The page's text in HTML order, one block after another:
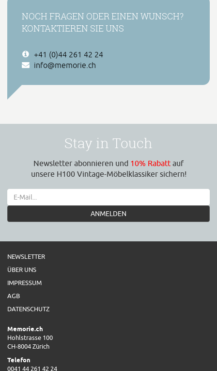
NOCH FRAGEN ODER EINEN WUNSCH?
KONTAKTIEREN SIE UNS
+41 (0)44 261 42 24
info@memorie.ch
Stay in Touch
Newsletter abonnieren und 10% Rabatt auf
unsere H100 Vintage-Möbelklassiker sichern!
ANMELDEN
NEWSLETTER
ÜBER UNS
IMPRESSUM
AGB
DATENSCHUTZ
Memorie.ch
Hohlstrasse 100
CH-8004 Zürich
Telefon
0041 44 261 42 24